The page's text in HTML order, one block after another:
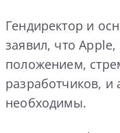
Гендиректор и
заявил, что
положением,
разработчиков,
необходимы.